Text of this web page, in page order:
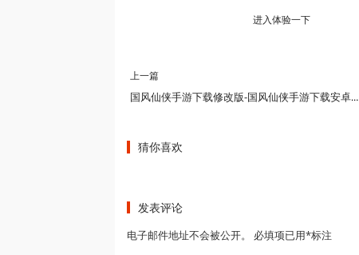
进入体验一下
上一篇
国风仙侠手游下载修改版-国风仙侠手游下载安卓版-国风仙侠手游下载版本
猜你喜欢
发表评论
电子邮件地址不会被公开。 必填项已用*标注